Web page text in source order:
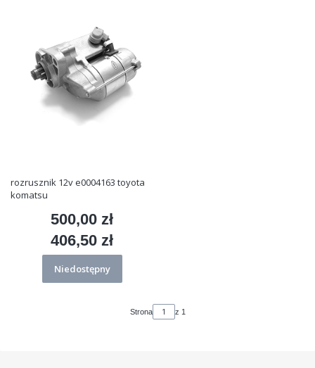
rozrusznik 12v e0004163 toyota
komatsu
Cena
500,00 zł
Cena
406,50 zł
Niedostępny
Strona z 1